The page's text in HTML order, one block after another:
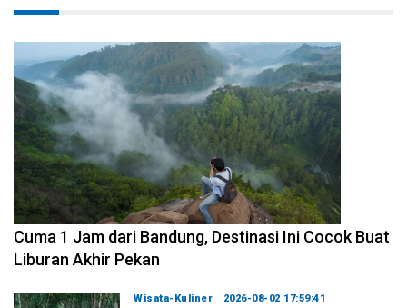
2026-08-07 15:00:00
Cuma 1 Jam dari Bandung, Destinasi Ini Cocok Buat
Liburan Akhir Pekan
Wisata-Kuliner 2026-08-02 17:59:41